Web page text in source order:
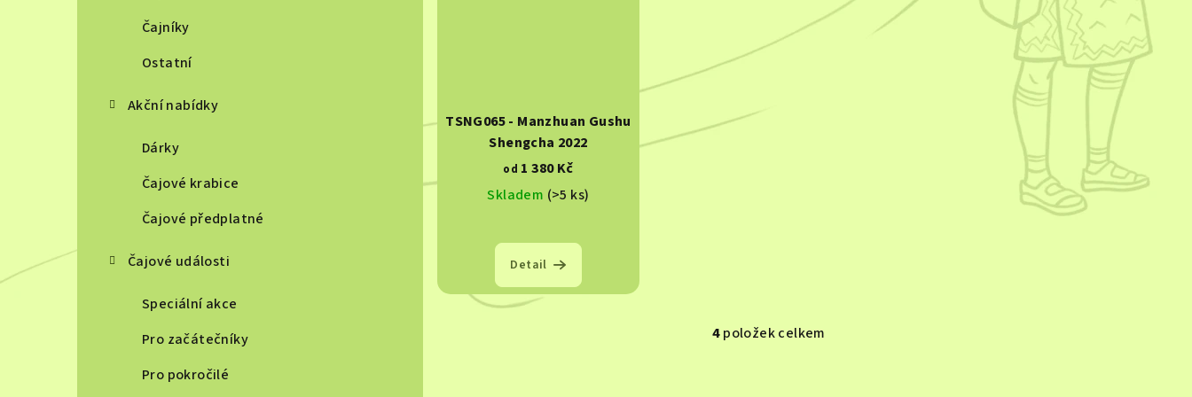
Čajníky
Ostatní
Akční nabídky
Dárky
Čajové krabice
Čajové předplatné
Čajové události
Speciální akce
Pro začátečníky
Pro pokročilé
TSNG065 - Manzhuan Gushu
Shengcha 2022
od 1 380 Kč
Skladem (>5 ks)
Detail
O
4položek celkem